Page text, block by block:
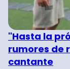
"Hasta la
rumores de
cantante